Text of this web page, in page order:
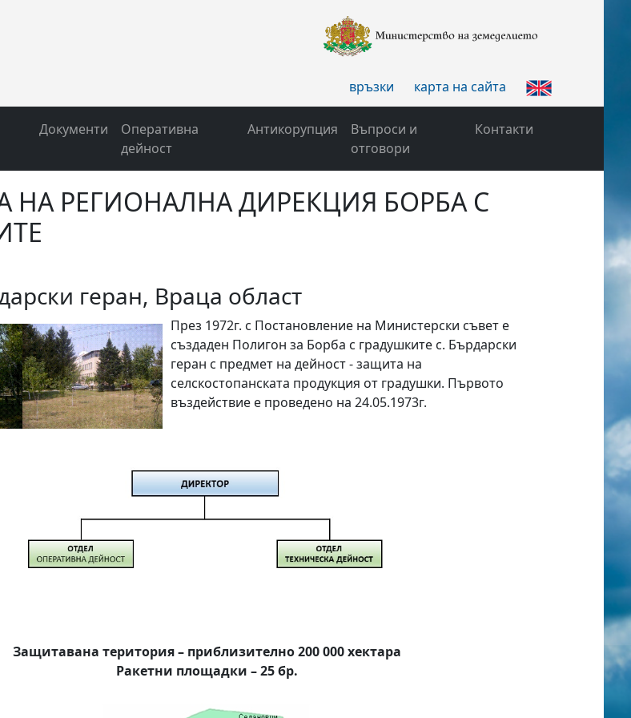
връзки карта на сайта
Документи
Оперативна
дейност
Антикорупция
Въпроси и
отговори
Контакти
НА РЕГИОНАЛНА ДИРЕКЦИЯ БОРБА С
геран, Враца област
През 1972г. с Постановление на Министерски съвет е
създаден Полигон за Борба с градушките с. Бърдарски
геран с предмет на дейност - защита на
селскостопанската продукция от градушки. Първото
въздействие е проведено на 24.05.1973г.
Защитавана територия – приблизително 200 000 хектара
Ракетни площадки – 25 бр.